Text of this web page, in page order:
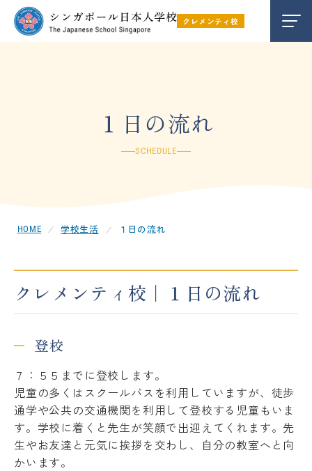
クレメンティ校
キャンパスCAMPUS
１日の流れ
SCHEDULE
学校生活 １日の流れ
クレメンティ校｜１日の流れ
登校
７：５５までに登校します。
児童の多くはスクールバスを利用していますが、徒歩
通学や公共の交通機関を利用して登校する児童もいま
す。学校に着くと先生が笑顔で出迎えてくれます。先
生やお友達と元気に挨拶を交わし、自分の教室へと向
かいます。